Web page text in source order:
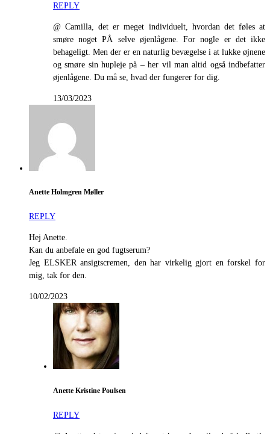
REPLY
@ Camilla, det er meget individuelt, hvordan det føles at
smøre noget PÅ selve øjenlågene. For nogle er det ikke
behageligt. Men der er en naturlig bevægelse i at lukke øjnene
og smøre sin hupleje på – her vil man altid også indbefatter
øjenlågene. Du må se, hvad der fungerer for dig.
13/03/2023
Anette Holmgren Møller
REPLY
Hej Anette.
Kan du anbefale en god fugtserum?
Jeg ELSKER ansigtscremen, den har virkelig gjort en forskel for
mig, tak for den.
10/02/2023
Anette Kristine Poulsen
REPLY